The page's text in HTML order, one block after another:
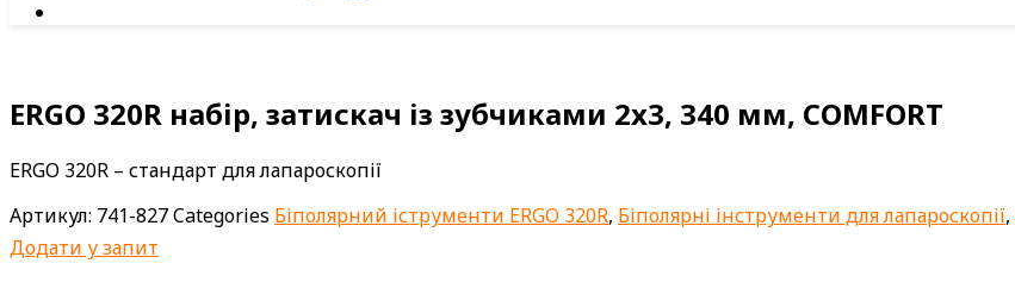
ERGO 320R набір, затискач із зубчиками 2x3, 340 мм, COMFORT
ERGO 320R – стандарт для лапароскопії
Артикул: 741-827Categories Біполярний іструменти ERGO 320R, Біполярні інструменти для лапароскопії,
Додати у запит